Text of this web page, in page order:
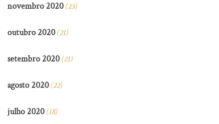
novembro 2020(23)
outubro 2020(21)
setembro 2020(21)
agosto 2020(22)
julho 2020(18)